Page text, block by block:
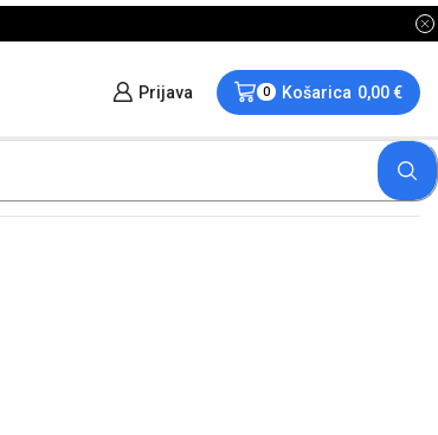
Prijava 0 Košarica 0,00€